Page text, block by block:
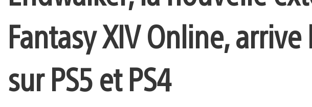
Fantasy XIV Online,
sur PS5 et PS4